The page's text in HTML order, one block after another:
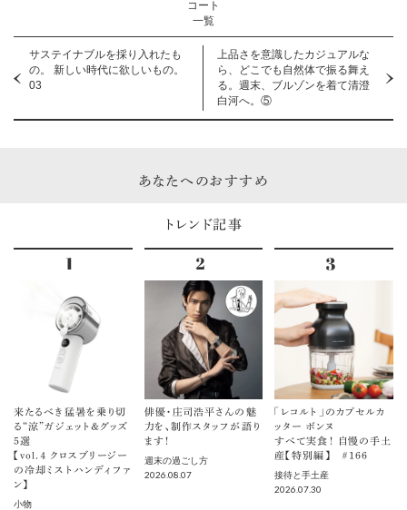
コート
一覧
サステイナブルを採り入れたも
の。 新しい時代に欲しいもの。
03
上品さを意識したカジュアルな
ら、どこでも自然体で振る舞え
る。週末、ブルゾンを着て清澄
白河へ。⑤
あなたへのおすすめ
トレンド記事
来たるべき猛暑を乗り切
る“涼”ガジェット＆グッズ
5選
【vol.４ クロスブリージー
の冷却ミストハンディファ
ン】
小物
俳優・庄司浩平さんの魅
力を、制作スタッフが語り
ます！
週末の過ごし方
2026.08.07
「レコルト」のカプセルカ
ッター ボンヌ
すべて実食！ 自慢の手土
産【特別編】 ＃166
接待と手土産
2026.07.30